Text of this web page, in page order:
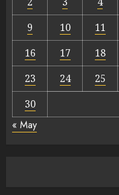
9
10 11
16
17 18
23
24 25
30
« May